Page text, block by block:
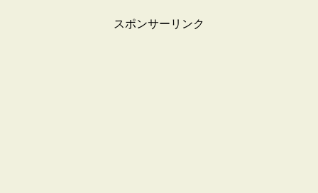
スポンサーリンク